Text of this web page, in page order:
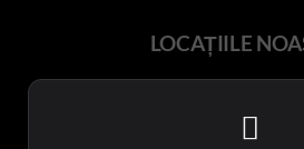
LOCAȚIILE
